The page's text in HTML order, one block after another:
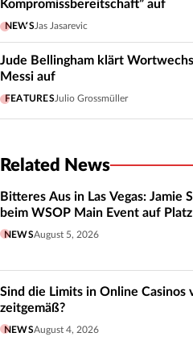
Kompromissbereitschaft” auf
NEWS Jas Jasarevic
Jude Bellingham klärt
Messi auf
FEATURES Julio Grossmüller
Related News
Bitteres Aus in Las Vegas: Jamie
beim WSOP Main Event auf
NEWSAugust 5, 2026
Sind die Limits in Online Casinos
zeitgemäß?
NEWSAugust 4, 2026